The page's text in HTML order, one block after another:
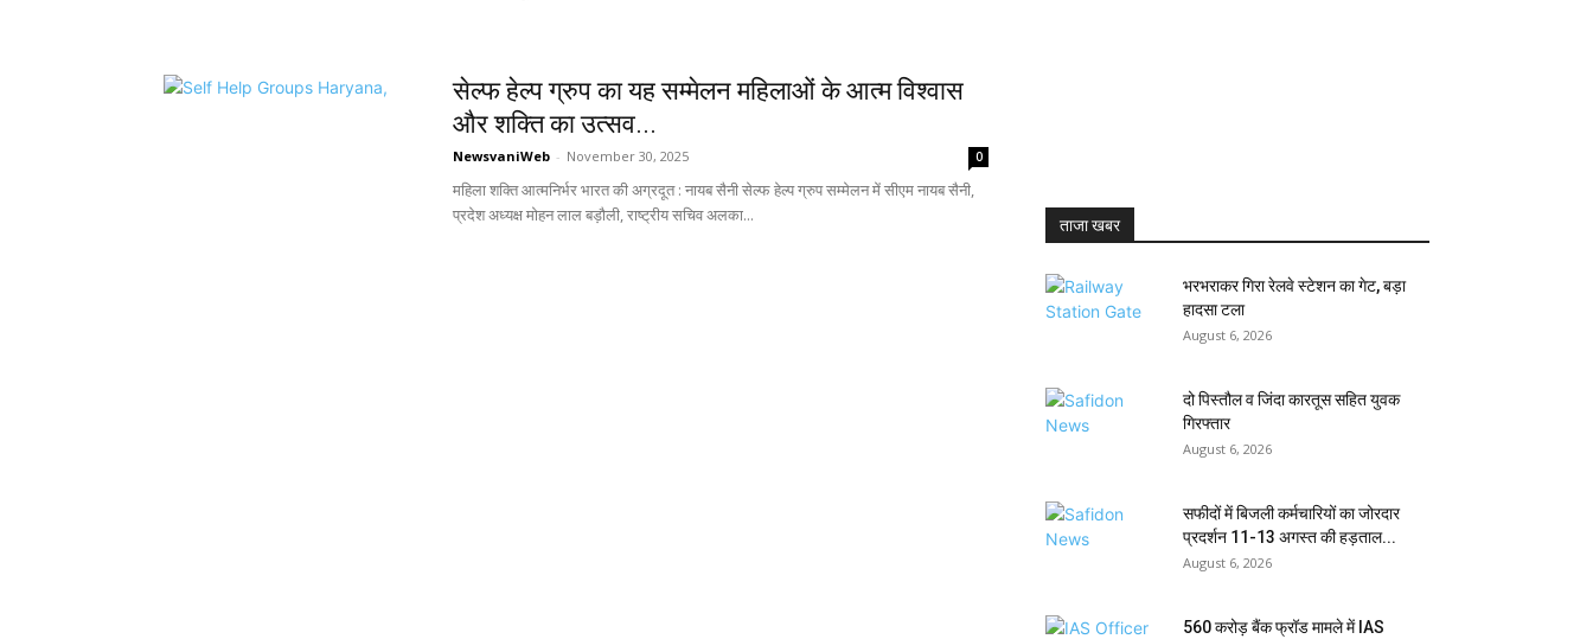
सेल्फ हेल्प ग्रुप का यह सम्मेलन महिलाओं के आत्म विश्वास
और शक्ति का उत्सव...
NewsvaniWeb - November 30, 2025 0
महिला शक्ति आत्मनिर्भर भारत की अग्रदूत : नायब सैनी सेल्फ हेल्प ग्रुप सम्मेलन में सीएम नायब सैनी,
प्रदेश अध्यक्ष मोहन लाल बड़ौली, राष्ट्रीय सचिव अलका...
ताजा खबर
भरभराकर गिरा रेलवे स्टेशन का गेट, बड़ा
हादसा टला
August 6, 2026
दो पिस्तौल व जिंदा कारतूस सहित युवक
गिरफ्तार
August 6, 2026
सफीदों में बिजली कर्मचारियों का जोरदार
प्रदर्शन 11-13 अगस्त की हड़ताल...
August 6, 2026
₹560 करोड़ बैंक फ्रॉड मामले में IAS